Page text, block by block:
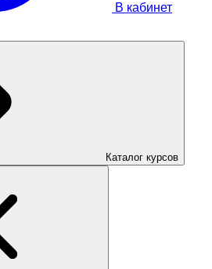
В кабинет
Каталог курсов